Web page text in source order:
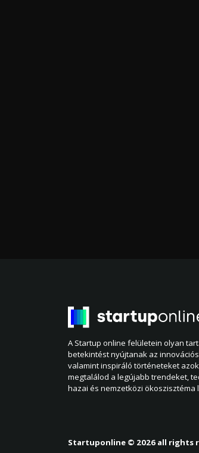
A Startup online felületein olyan
betekintést nyújtanak az
valamint inspiráló történeteket
megtalálod a legújabb trendeket,
hazai és nemzetközi
Startuponline © 2026 all rights